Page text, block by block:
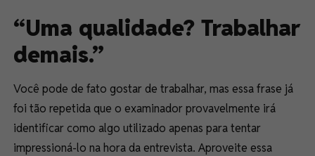
“Uma qualidade? Trabalhar
demais.”
Você pode de fato gostar de trabalhar, mas essa frase já
foi tão repetida que o examinador provavelmente irá
identificar como algo utilizado apenas para tentar
impressioná-lo na hora da entrevista. Aproveite essa